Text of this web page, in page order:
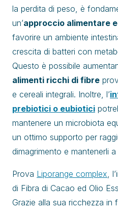
la perdita di peso, è
un’approccio alimentare
favorire un ambiente
crescita di batteri con
Questo è possibile
alimenti ricchi di fibre
e cereali integrali. Inoltre, l’
prebiotici o eubiotici
mantenere un microbiota
un ottimo supporto per
dimagrimento e mantenerli
Prova Liporange complex,
di Fibra di Cacao ed Olio
Grazie alla sua ricchezza in